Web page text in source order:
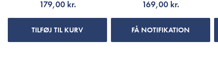
179,00 kr.
TILFØJ TIL KURV
169,00 kr.
FÅ NOTIFIKATION